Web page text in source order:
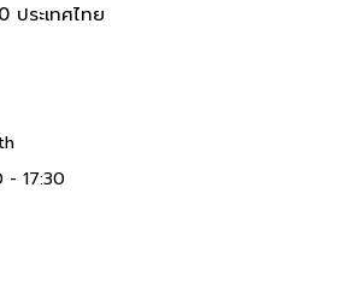
ประเทศไทย
- 17:30